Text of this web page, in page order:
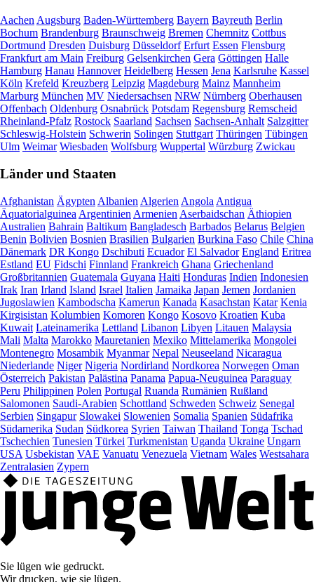
Aachen Augsburg Baden-Württemberg Bayern Bayreuth Berlin
Bochum Brandenburg Braunschweig Bremen Chemnitz Cottbus
Dortmund Dresden Duisburg Düsseldorf Erfurt Essen Flensburg
Frankfurt am Main Freiburg Gelsenkirchen Gera Göttingen Halle
Hamburg Hanau Hannover Heidelberg Hessen Jena Karlsruhe Kassel
Köln Krefeld Kreuzberg Leipzig Magdeburg Mainz Mannheim
Marburg München MV Niedersachsen NRW Nürnberg Oberhausen
Offenbach Oldenburg Osnabrück Potsdam Regensburg Remscheid
Rheinland-Pfalz Rostock Saarland Sachsen Sachsen-Anhalt Salzgitter
Schleswig-Holstein Schwerin Solingen Stuttgart Thüringen Tübingen
Ulm Weimar Wiesbaden Wolfsburg Wuppertal Würzburg Zwickau
Länder und Staaten
Afghanistan Ägypten Albanien Algerien Angola Antigua
Äquatorialguinea Argentinien Armenien Aserbaidschan Äthiopien
Australien Bahrain Baltikum Bangladesch Barbados Belarus Belgien
Benin Bolivien Bosnien Brasilien Bulgarien Burkina Faso Chile China
Dänemark DR Kongo Dschibuti Ecuador El Salvador England Eritrea
Estland EU Fidschi Finnland Frankreich Ghana Griechenland
Großbritannien Guatemala Guyana Haiti Honduras Indien Indonesien
Irak Iran Irland Island Israel Italien Jamaika Japan Jemen Jordanien
Jugoslawien Kambodscha Kamerun Kanada Kasachstan Katar Kenia
Kirgisistan Kolumbien Komoren Kongo Kosovo Kroatien Kuba
Kuwait Lateinamerika Lettland Libanon Libyen Litauen Malaysia
Mali Malta Marokko Mauretanien Mexiko Mittelamerika Mongolei
Montenegro Mosambik Myanmar Nepal Neuseeland Nicaragua
Niederlande Niger Nigeria Nordirland Nordkorea Norwegen Oman
Österreich Pakistan Palästina Panama Papua-Neuguinea Paraguay
Peru Philippinen Polen Portugal Ruanda Rumänien Rußland
Salomonen Saudi-Arabien Schottland Schweden Schweiz Senegal
Serbien Singapur Slowakei Slowenien Somalia Spanien Südafrika
Südamerika Sudan Südkorea Syrien Taiwan Thailand Tonga Tschad
Tschechien Tunesien Türkei Turkmenistan Uganda Ukraine Ungarn
USA Usbekistan VAE Vanuatu Venezuela Vietnam Wales Westsahara
Zentralasien Zypern
Sie lügen wie gedruckt.
Wir drucken, wie sie lügen.